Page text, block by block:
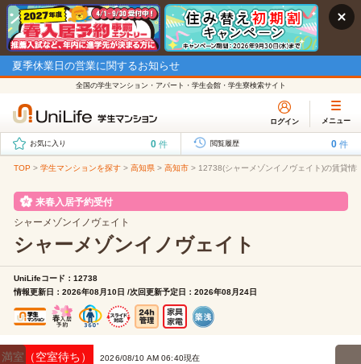
夏季休業日の営業に関するお知らせ
全国の学生マンション・アパート・学生会館・学生寮検索サイト
ログイン メニュー
お気に入り 0 件 閲覧履歴 0 件
TOP > 学生マンションを探す > 高知県 > 高知市 > 12738(シャーメゾンイノヴェイト)の賃貸情
来春入居予約受付
シャーメゾンイノヴェイト
シャーメゾンイノヴェイト
UniLifeコード：12738
情報更新日：2026年08月10日 /次回更新予定日：2026年08月24日
満室（空室待ち） 2026/08/10 AM 06:40現在